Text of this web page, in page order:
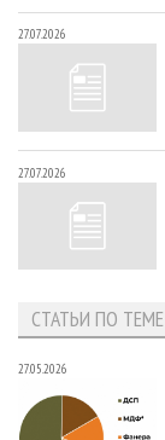
27.07.2026
27.07.2026
СТАТЬИ ПО ТЕМЕ
27.05.2026